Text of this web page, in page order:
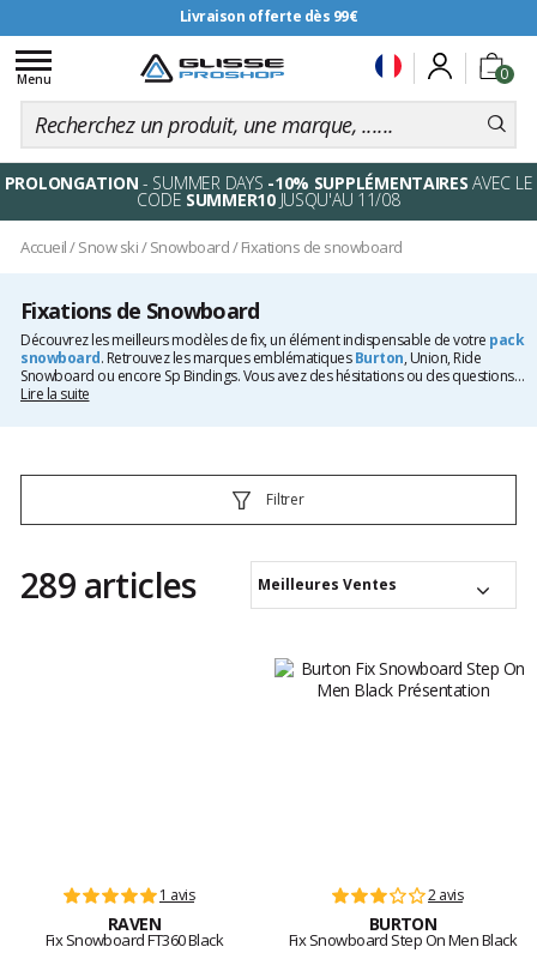
Livraison offerte dès 99€
0
Toggle
navigation
Menu
PROLONGATION - SUMMER DAYS -10% SUPPLÉMENTAIRES AVEC LE
CODE SUMMER10JUSQU'AU 11/08
Accueil/Snow ski/Snowboard/Fixations de snowboard
Fixations de Snowboard
Découvrez les meilleurs modèles de fix, un élément indispensable de votre pack
snowboard. Retrouvez les marques emblématiquesBurton, Union, Ride
Snowboard ou encore Sp Bindings. Vous avez des hésitations ou des questions
quant à la rigidité, au type d'entrée ou au système de serrage ? Nous vous
Lire la suite
Filtrer
289 articles Meilleures Ventes
1 avis
RAVEN
Fix Snowboard FT360 Black
2 avis
BURTON
Fix Snowboard Step On Men Black